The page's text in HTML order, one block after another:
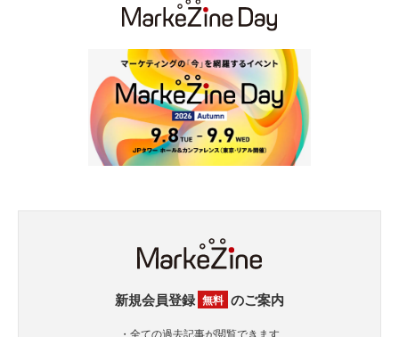
新規会員登録 無料 のご案内
・全ての過去記事が閲覧できます